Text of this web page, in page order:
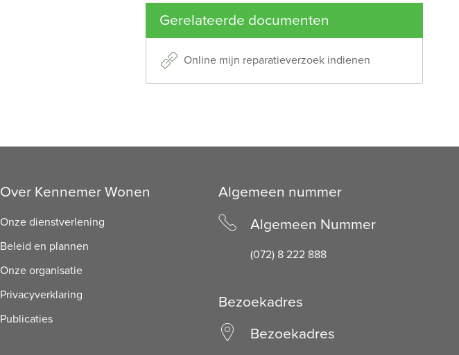
Gerelateerde documenten
Online mijn reparatieverzoek indienen
Over Kennemer Wonen
Onze dienstverlening
Beleid en plannen
Onze organisatie
Privacyverklaring
Publicaties
Algemeen nummer
Algemeen Nummer
(072) 8 222 888
Bezoekadres
Bezoekadres